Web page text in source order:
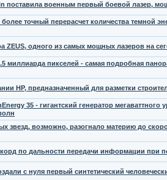
поставила военным первый боевой лазер,
точный перерасчет количества темной
ZEUS, одного из самых мощных лазеров на
миллиарда пикселей - самая подробная
HP, предназначенный для разметки
35 - гигантский генератор мегаваттного
звезд, возможно, разогнало материю до
по дальности передачи информации при
с нуля первый синтетический